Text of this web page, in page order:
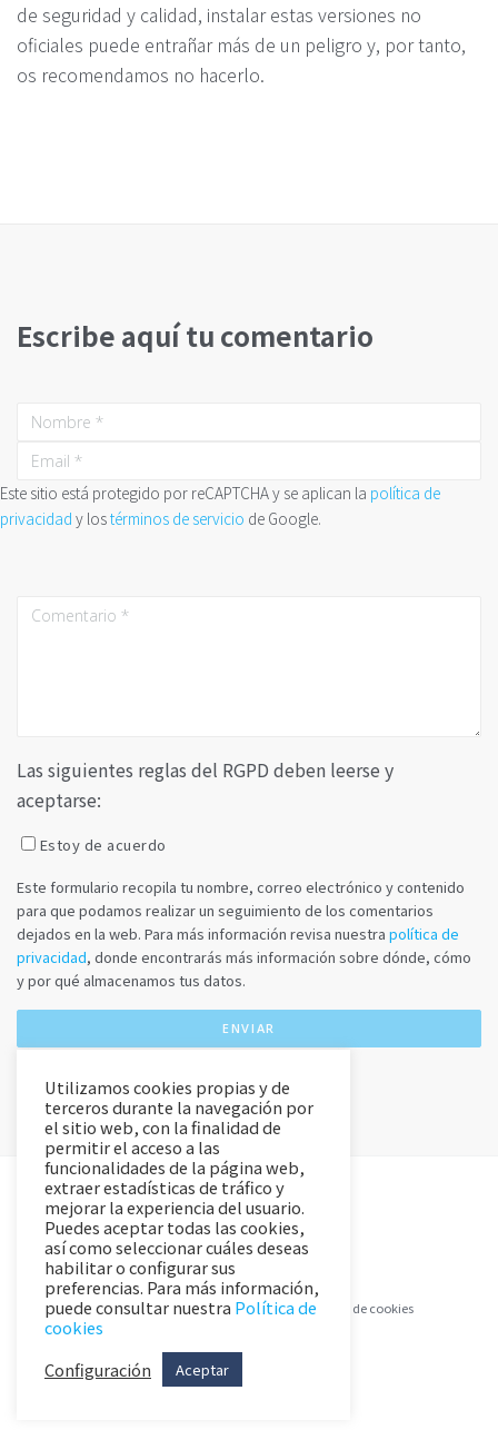
de seguridad y calidad, instalar estas versiones no
oficiales puede entrañar más de un peligro y, por tanto,
os recomendamos no hacerlo.
Escribe aquí tu comentario
Este sitio está protegido por reCAPTCHA y se aplican la política de
privacidad y lostérminos de servicio de Google.
Las siguientes reglas del RGPD deben leerse y
aceptarse:
Estoy de acuerdo
Este formulario recopila tu nombre, correo electrónico y contenido
para que podamos realizar un seguimiento de los comentarios
dejados en la web. Para más información revisa nuestra política de
privacidad, donde encontrarás más información sobre dónde, cómo
y por qué almacenamos tus datos.
Aviso Legal y Política de Privacidad Política de cookies
Utilizamos cookies propias y de
terceros durante la navegación por
el sitio web, con la finalidad de
permitir el acceso a las
funcionalidades de la página web,
extraer estadísticas de tráfico y
mejorar la experiencia del usuario.
Puedes aceptar todas las cookies,
así como seleccionar cuáles deseas
habilitar o configurar sus
preferencias. Para más información,
puede consultar nuestra Política de
cookies
Configuración
Aceptar